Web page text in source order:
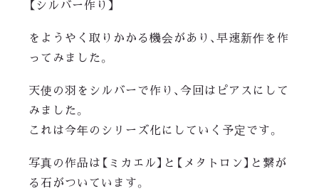
【シルバー作り】
をようやく取りかかる機会があり、早速新作を作
ってみました。
天使の羽をシルバーで作り、今回はピアスにして
みました。
これは今年のシリーズ化にしていく予定です。
写真の作品は【ミカエル】と【メタトロン】と繋が
る石がついています。